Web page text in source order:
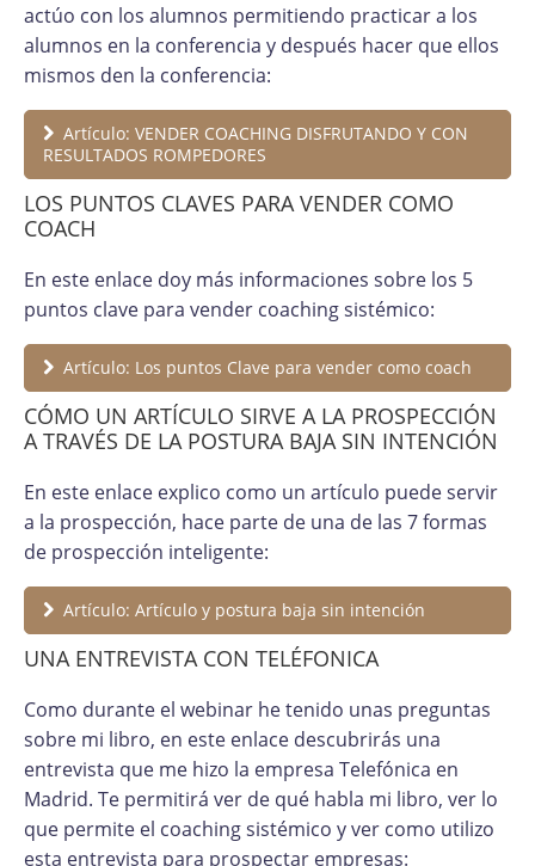
actúo con los alumnos permitiendo practicar a los
alumnos en la conferencia y después hacer que ellos
mismos den la conferencia:
Artículo: VENDER COACHING DISFRUTANDO Y CON
RESULTADOS ROMPEDORES
LOS PUNTOS CLAVES PARA VENDER COMO
COACH
En este enlace doy más informaciones sobre los 5
puntos clave para vender coaching sistémico:
Artículo: Los puntos Clave para vender como coach
CÓMO UN ARTÍCULO SIRVE A LA PROSPECCIÓN
A TRAVÉS DE LA POSTURA BAJA SIN INTENCIÓN
En este enlace explico como un artículo puede servir
a la prospección, hace parte de una de las 7 formas
de prospección inteligente:
Artículo: Artículo y postura baja sin intención
UNA ENTREVISTA CON TELÉFONICA
Como durante el webinar he tenido unas preguntas
sobre mi libro, en este enlace descubrirás una
entrevista que me hizo la empresa Telefónica en
Madrid. Te permitirá ver de qué habla mi libro, ver lo
que permite el coaching sistémico y ver como utilizo
esta entrevista para prospectar empresas: